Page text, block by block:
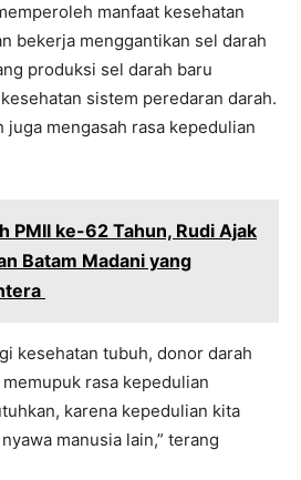
manfaat kesehatan
bekerja menggantikan sel darah
produksi sel darah baru
sistem peredaran darah.
juga mengasah rasa kepedulian
PMII ke-62 Tahun, Rudi Ajak
Batam Madani yang
kesehatan tubuh, donor darah
rasa kepedulian
karena kepedulian kita
manusia lain,” terang